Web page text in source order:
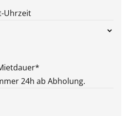
Uhrzeit
*
24h ab Abholung.